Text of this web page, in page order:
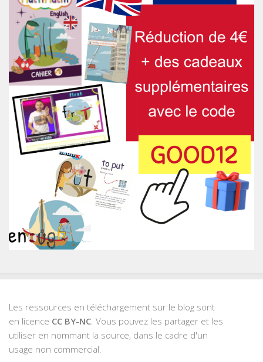
Les ressources en téléchargement sur le blog sont
en licence CC BY-NC . Vous pouvez les partager et les
utiliser en nommant la source, dans le cadre d'un
usage non commercial.